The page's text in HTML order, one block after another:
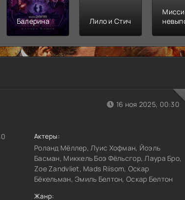
Балерина Лило и Стич
16 ноя 2025, 00:30
Актеры:
Роланд Мёллер, Луис Хофман, Йоэль
Басман, Миккель Боэ Фёльсгор, Лаура Бро,
Zoe Zandvliet, Mads Riisom, Оскар
Бёкельман, Эмиль Белтон, Оскар Белтон
Жанр: